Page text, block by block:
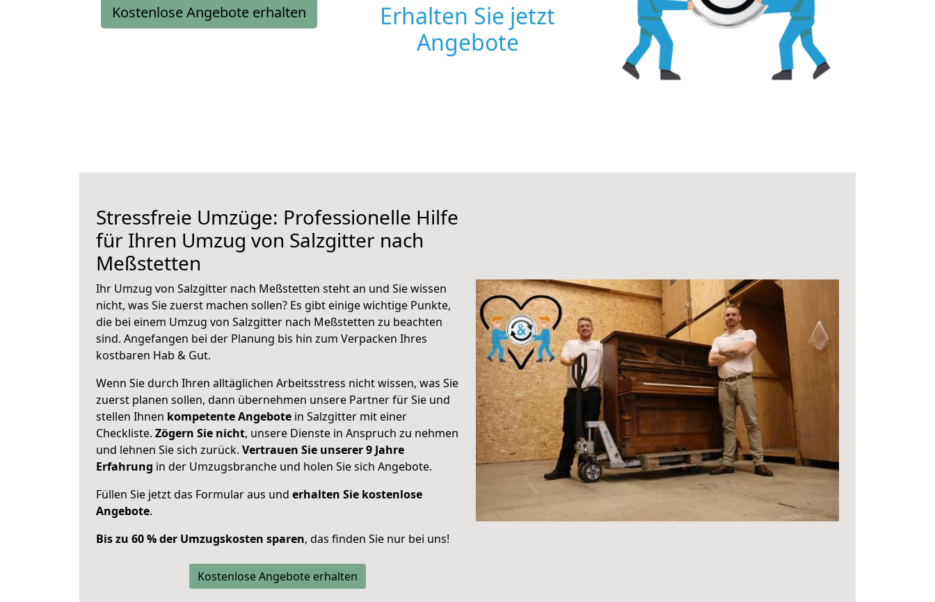
Kostenlose Angebote erhalten
Erhalten Sie jetzt
Angebote
Stressfreie Umzüge: Professionelle Hilfe
für Ihren Umzug von Salzgitter nach
Meßstetten
Ihr Umzug von Salzgitter nach Meßstetten steht an und Sie wissen
nicht, was Sie zuerst machen sollen? Es gibt einige wichtige Punkte,
die bei einem Umzug von Salzgitter nach Meßstetten zu beachten
sind. Angefangen bei der Planung bis hin zum Verpacken Ihres
kostbaren Hab & Gut.
Wenn Sie durch Ihren alltäglichen Arbeitsstress nicht wissen, was Sie
zuerst planen sollen, dann übernehmen unsere Partner für Sie und
stellen Ihnen kompetente Angebote in Salzgitter mit einer
Checkliste. Zögern Sie nicht, unsere Dienste in Anspruch zu nehmen
und lehnen Sie sich zurück. Vertrauen Sie unserer 9 Jahre
Erfahrung in der Umzugsbranche und holen Sie sich Angebote.
Füllen Sie jetzt das Formular aus und erhalten Sie kostenlose
Angebote.
Bis zu 60 % der Umzugskosten sparen, das finden Sie nur bei uns!
Kostenlose Angebote erhalten